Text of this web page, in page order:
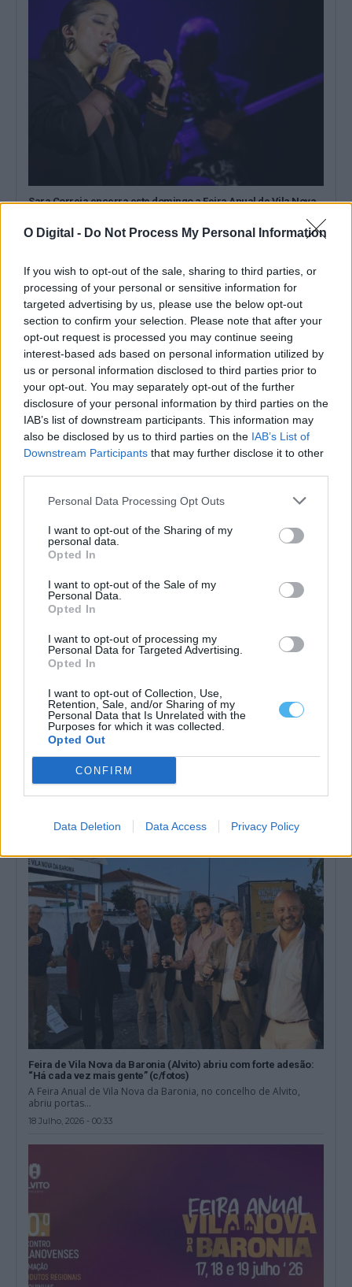
O Digital - Do Not Process My Personal Information
If you wish to opt-out of the sale, sharing to third parties, or
processing of your personal or sensitive information for
targeted advertising by us, please use the below opt-out
section to confirm your selection. Please note that after your
opt-out request is processed you may continue seeing
interest-based ads based on personal information utilized by
us or personal information disclosed to third parties prior to
your opt-out. You may separately opt-out of the further
disclosure of your personal information by third parties on the
IAB’s list of downstream participants. This information may
also be disclosed by us to third parties on the IAB’s List of
Downstream Participants that may further disclose it to other
Personal Data Processing Opt Outs
I want to opt-out of the Sharing of my
personal data.
Opted In
I want to opt-out of the Sale of my
Personal Data.
Opted In
I want to opt-out of processing my
Personal Data for Targeted Advertising.
Opted In
I want to opt-out of Collection, Use,
Retention, Sale, and/or Sharing of my
Personal Data that Is Unrelated with the
Purposes for which it was collected.
Opted Out
CONFIRM
Data Deletion Data Access Privacy Policy
Sara Correia encerra este domingo a Feira Anual de Vila Nova
A Feira Anual de Vila Nova da Baronia termina este domingo, 19
de julho,...
música, largadas e brunch alentejano
18 Julho, 2026 - 11:00
Delfins sobem ao palco este sábado na Feira Anual de Vila
Nova da Baronia
18 Julho, 2026 - 08:00
Feira de Vila Nova da Baronia (Alvito) abriu com forte adesão:
“Há cada vez mais gente” (c/fotos)
A Feira Anual de Vila Nova da Baronia, no concelho de Alvito,
abriu portas...
18 Julho, 2026 - 00:33